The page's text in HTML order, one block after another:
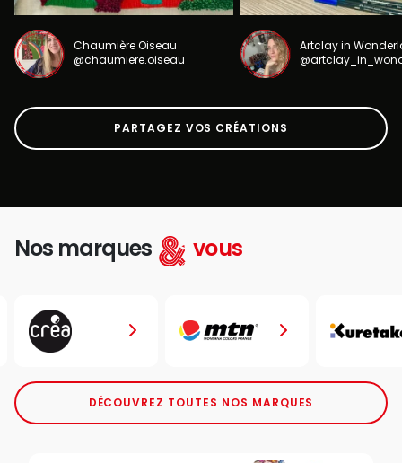
Chaumière Oiseau
@chaumiere.oiseau
Artclay in
PARTAGEZ VOS CRÉATIONS
Nos marques vous
DÉCOUVREZ TOUTES NOS MARQUES